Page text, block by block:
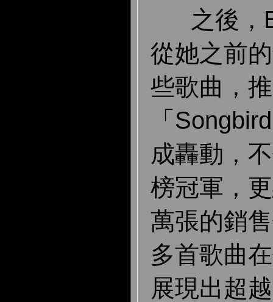
之後，
從她之前
些歌曲，
「
成轟動，
榜冠軍，
萬張的銷
多首歌曲
展現出超